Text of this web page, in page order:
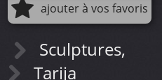
ajouter à vos favoris
Sculptures,
Tarija